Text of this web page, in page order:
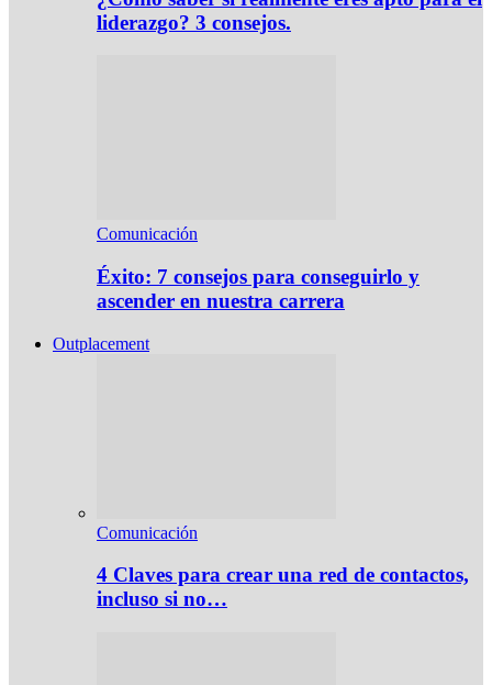
liderazgo? 3 consejos.
Comunicación
Éxito: 7 consejos para conseguirlo y
ascender en nuestra carrera
Outplacement
Comunicación
4 Claves para crear una red de contactos,
incluso si no…